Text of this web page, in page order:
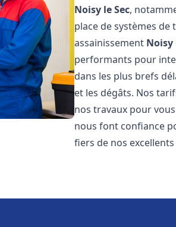
Noisy le Sec,
place de systèmes
assainissement Noisy
performants pour
dans les plus brefs
et les dégâts. Nos
nos travaux pour
nous font confiance
fiers de nos excellents